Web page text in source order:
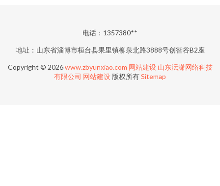
电话：1357380**
地址：山东省淄博市桓台县果里镇柳泉北路3888号创智谷B2座
Copyright © 2026www.zbyunxiao.com 网站建设 山东沄潇网络科技
有限公司 网站建设 版权所有Sitemap